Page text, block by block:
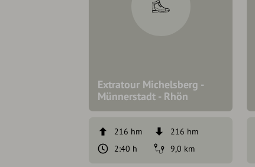
Extratour Michelsberg -
Münnerstadt - Rhön
216 hm
216 hm
2:40 h
9,0 km